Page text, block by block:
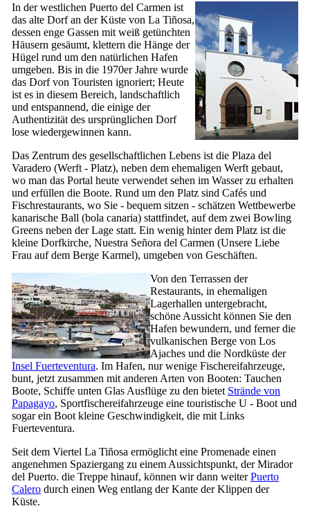
In der westlichen Puerto del Carmen ist
das alte Dorf an der Küste von La Tiñosa,
dessen enge Gassen mit weiß getünchten
Häusern gesäumt, klettern die Hänge der
Hügel rund um den natürlichen Hafen
umgeben. Bis in die 1970er Jahre wurde
das Dorf von Touristen ignoriert; Heute
ist es in diesem Bereich, landschaftlich
und entspannend, die einige der
Authentizität des ursprünglichen Dorf
lose wiedergewinnen kann.
Das Zentrum des gesellschaftlichen Lebens ist die Plaza del
Varadero (Werft - Platz), neben dem ehemaligen Werft gebaut,
wo man das Portal heute verwendet sehen im Wasser zu erhalten
und erfüllen die Boote. Rund um den Platz sind Cafés und
Fischrestaurants, wo Sie - bequem sitzen - schätzen Wettbewerbe
kanarische Ball (bola canaria) stattfindet, auf dem zwei Bowling
Greens neben der Lage statt. Ein wenig hinter dem Platz ist die
kleine Dorfkirche, Nuestra Señora del Carmen (Unsere Liebe
Frau auf dem Berge Karmel), umgeben von Geschäften.
Von den Terrassen der
Restaurants, in ehemaligen
Lagerhallen untergebracht,
schöne Aussicht können Sie den
Hafen bewundern, und ferner die
vulkanischen Berge von Los
Ajaches und die Nordküste der
Insel Fuerteventura. Im Hafen, nur wenige Fischereifahrzeuge,
bunt, jetzt zusammen mit anderen Arten von Booten: Tauchen
Boote, Schiffe unten Glas Ausflüge zu den bietet Strände von
Papagayo, Sportfischereifahrzeuge eine touristische U - Boot und
sogar ein Boot kleine Geschwindigkeit, die mit Links
Fuerteventura.
Seit dem Viertel La Tiñosa ermöglicht eine Promenade einen
angenehmen Spaziergang zu einem Aussichtspunkt, derMirador
del Puerto. die Treppe hinauf, können wir dann weiterPuerto
Calero durch einen Weg entlang der Kante der Klippen der
Küste.